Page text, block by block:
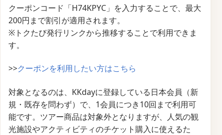
クーポンコード「H74KPYC」を入力することで、最大
200円まで割引が適用されます。
※トクたび発行リンクから推移することで利用できま
す。
>>クーポンを利用したい方はこちら
対象となるのは、KKdayに登録している日本会員（新
規・既存を問わず）で、1会員につき10回まで利用可
能です。ツアー商品は対象外となりますが、人気の観
光施設やアクティビティのチケット購入に使えるた